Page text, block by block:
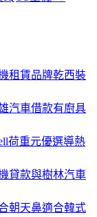
租賃品牌乾西裝
汽車借款有廚具
荷重元優選導熱
貸款與樹林汽車
朝天鼻適合韓式